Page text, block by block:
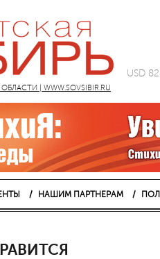
| WWW.SOVSIBIR.RU
USD
НАШИМ ПАРТНЕРАМ